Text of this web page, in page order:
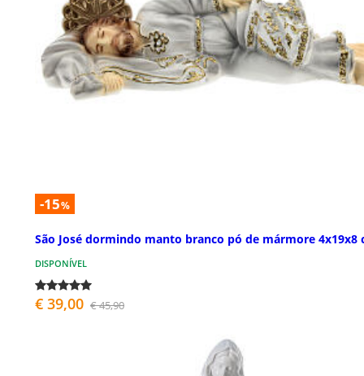
-15%
São José dormindo manto branco pó de mármore 4x19x8
DISPONÍVEL
€ 39,00 € 45,90